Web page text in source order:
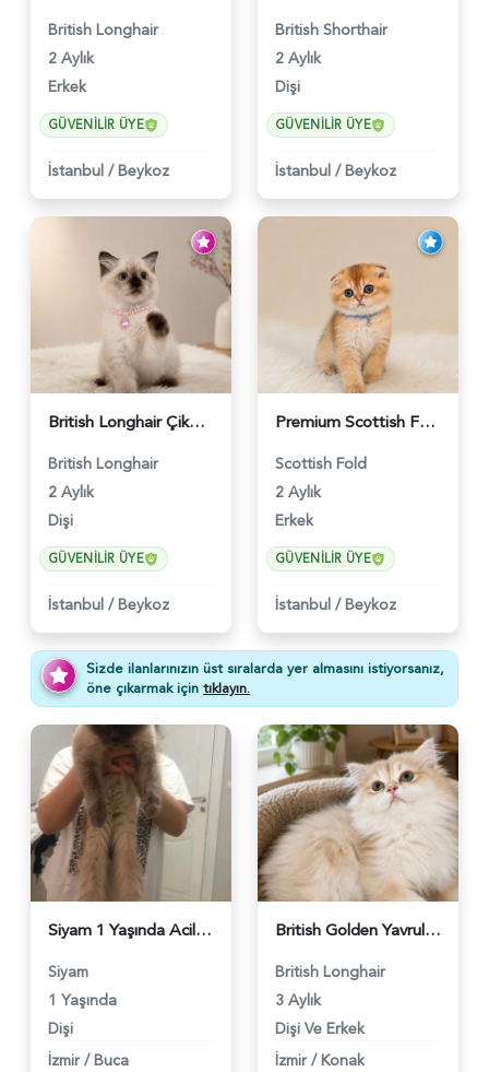
British Longhair
2 Aylık
Erkek
GÜVENILIR ÜYE
İstanbul / Beykoz
British Shorthair
2 Aylık
Dişi
GÜVENILIR ÜYE
İstanbul / Beykoz
British Longhair Çikolatalı Sütlü Dişi Yavrumuz - 6347
British Longhair
2 Aylık
Dişi
GÜVENILIR ÜYE
İstanbul / Beykoz
Premium Scottish Fold Golden Yavru - 6400
Scottish Fold
2 Aylık
Erkek
GÜVENILIR ÜYE
İstanbul / Beykoz
Sizde ilanlarınızın üst sıralarda yer almasını istiyorsanız,
öne çıkarmak için tıklayın.
Siyam 1 Yaşında Acil Yuva Arıyor - 6213
Siyam
1 Yaşında
Dişi
İzmir / Buca
British Golden Yavrular - 6208
British Longhair
3 Aylık
Dişi Ve Erkek
İzmir / Konak